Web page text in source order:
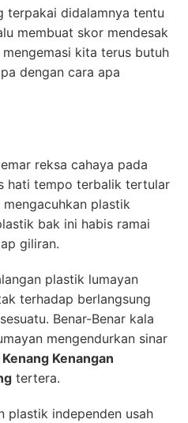
terpakai didalamnya tentu
membuat skor mendesak
kita terus butuh
dengan cara apa
reksa cahaya pada
hati tempo terbalik tertular
plastik
bak ini habis ramai
giliran.
plastik lumayan
terhadap berlangsung
Benar-Benar kala
mengendurkan sinar
Kenang Kenangan
tertera.
plastik independen usah